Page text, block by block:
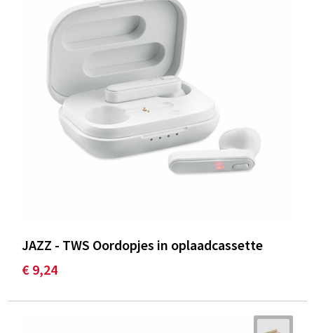
JAZZ - TWS Oordopjes in oplaadcassette
€ 9,24